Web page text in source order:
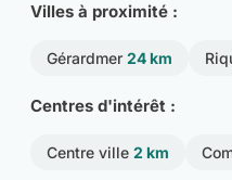
Villes à proximité :
Gérardmer 24 km
Centres d'intérêt :
Centre ville 2 km